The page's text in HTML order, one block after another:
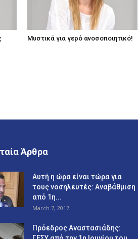
Μυστικά για γερό ανοσοποιητικό!
Άρθρα
Αυτή η ώρα είναι τώρα για
τους νοσηλευτές: Αναβάθμιση
από 1η...
March 7, 2017
Πρόεδρος Αναστασιάδης: